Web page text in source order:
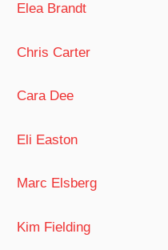
Elea Brandt
Chris Carter
Cara Dee
Eli Easton
Marc Elsberg
Kim Fielding